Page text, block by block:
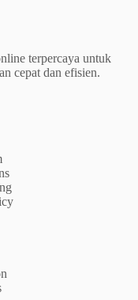
terpercaya untuk
cepat dan efisien.